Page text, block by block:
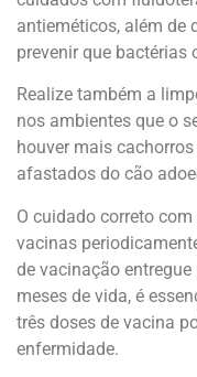
antieméticos, além de
prevenir que
Realize também a
nos ambientes que o
houver mais
afastados do cão
O cuidado correto
vacinas
de vacinação
meses de vida, é
três doses de vacina
enfermidade.